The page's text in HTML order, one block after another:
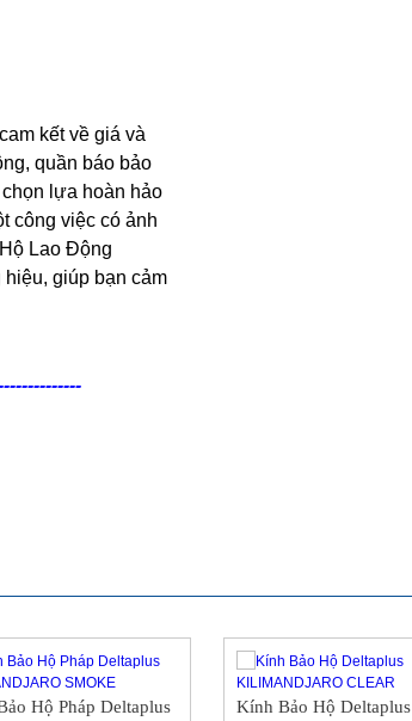
kết về giá và
quần báo bảo
lựa hoàn hảo
công việc có ảnh
Lao Động
giúp bạn cảm
Hộ Pháp Deltaplus
Kính Bảo Hộ Deltaplus